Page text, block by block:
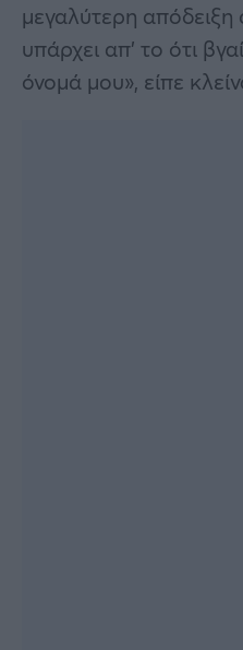
μεγαλύτερη απόδειξη
υπάρχει απ’ το ότι
όνομά μου», είπε